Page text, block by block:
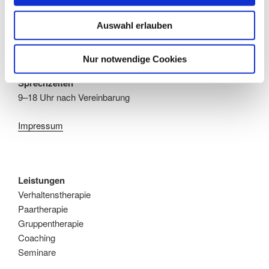
Auswahl erlauben
Nur notwendige Cookies
81675 München
Telefon 0176 34416799
info@psychotherapie-glas.de
Sprechzeiten
9–18 Uhr nach Vereinbarung
Impressum
Leistungen
Verhaltenstherapie
Paartherapie
Gruppentherapie
Coaching
Seminare